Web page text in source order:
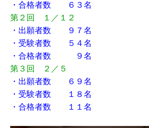
・合格者数 ６３名
第２回 １／１２
・出願者数 ９７名
・受験者数 ５４名
・合格者数 ９名
第３回 ２／５
・出願者数 ６９名
・受験者数 １８名
・合格者数 １１名